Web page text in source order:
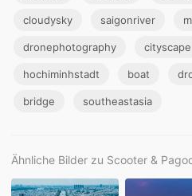
cloudysky saigonriver
dronephotography cityscape
hochiminhstadt boat
bridge southeastasia
Ähnliche Bilder zu Scooter &